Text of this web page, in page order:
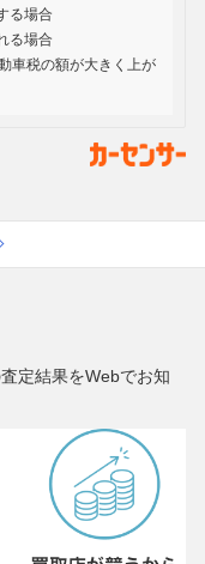
る場合
る場合
車税の額が大きく上が
定結果をWebでお知